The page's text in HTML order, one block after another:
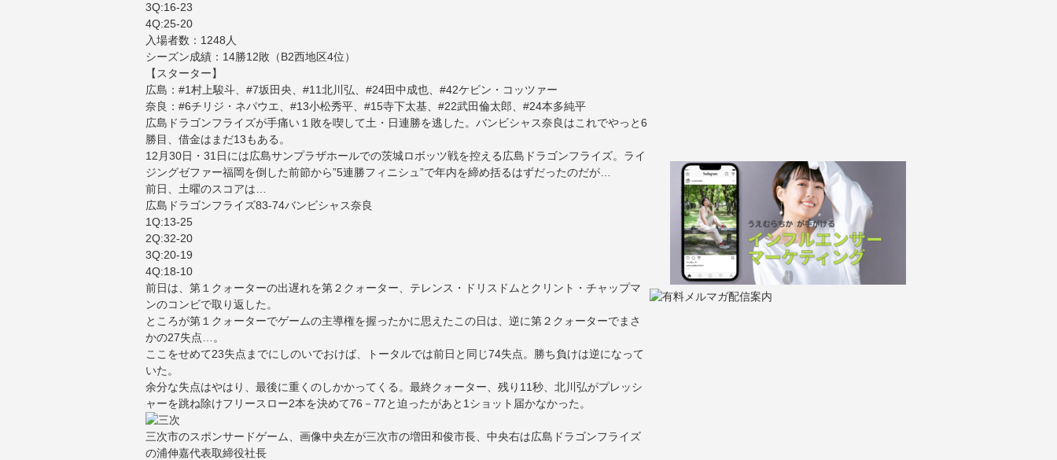
3Q:16-23
4Q:25-20
入場者数：1248人
シーズン成績：14勝12敗（B2西地区4位）
【スターター】
広島：#1村上駿斗、#7坂田央、#11北川弘、#24田中成也、#42ケビン・コッツァー
奈良：#6チリジ・ネパウエ、#13小松秀平、#15寺下太基、#22武田倫太郎、#24本多純平
広島ドラゴンフライズが手痛い１敗を喫して土・日連勝を逃した。バンビシャス奈良はこれでやっと6
勝目、借金はまだ13もある。
12月30日・31日には広島サンプラザホールでの茨城ロボッツ戦を控える広島ドラゴンフライズ。ライ
ジングゼファー福岡を倒した前節から”5連勝フィニシュ”で年内を締め括るはずだったのだが…
前日、土曜のスコアは…
広島ドラゴンフライズ83-74バンビシャス奈良
1Q:13-25
2Q:32-20
3Q:20-19
4Q:18-10
前日は、第１クォーターの出遅れを第２クォーター、テレンス・ドリスドムとクリント・チャップマ
ンのコンビで取り返した。
ところが第１クォーターでゲームの主導権を握ったかに思えたこの日は、逆に第２クォーターでまさ
かの27失点…。
ここをせめて23失点までにしのいでおけば、トータルでは前日と同じ74失点。勝ち負けは逆になって
いた。
余分な失点はやはり、最後に重くのしかかってくる。最終クォーター、残り11秒、北川弘がプレッシ
ャーを跳ね除けフリースロー2本を決めて76－77と迫ったがあと1ショット届かなかった。
三次市のスポンサードゲーム、画像中央左が三次市の増田和俊市長、中央右は広島ドラゴンフライズ
の浦伸嘉代表取締役社長